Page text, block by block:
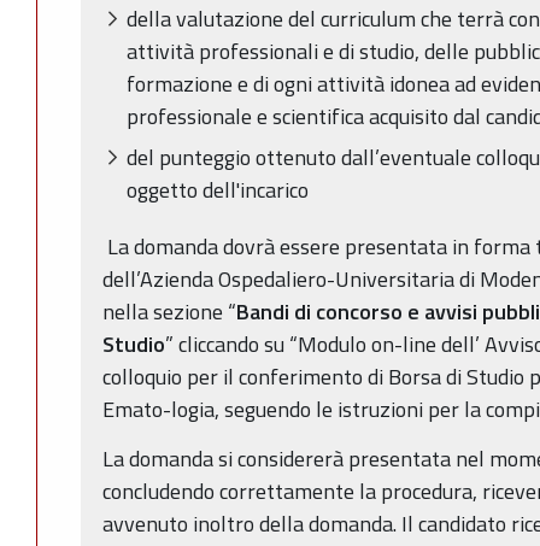
della valutazione del curriculum che terrà
attività professionali e di studio, delle
formazione e di ogni attività idonea ad
professionale e scientifica acquisito dal
del punteggio ottenuto dall’eventuale
oggetto dell'incarico
La domanda dovrà essere presentata in
dell’Azienda Ospedaliero-Universitaria di
nella sezione “Bandi di concorso e avvisi
Studio” cliccando su “Modulo on-line dell’
colloquio per il conferimento di Borsa di Studio
Emato-logia, seguendo le istruzioni per la
La domanda si considererà presentata nel
concludendo correttamente la procedura,
avvenuto inoltro della domanda. Il candidato